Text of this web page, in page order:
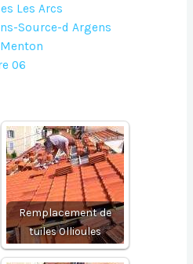
Les Arcs
Source-d Argens
06
Remplacement de
tuiles Ollioules